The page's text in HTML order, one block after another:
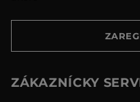
ZÁKAZNÍCKY